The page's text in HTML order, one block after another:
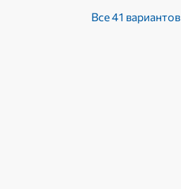
Все 41 вариантов